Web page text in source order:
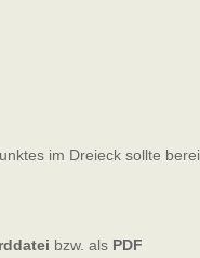
im Dreieck sollte
bzw. als PDF